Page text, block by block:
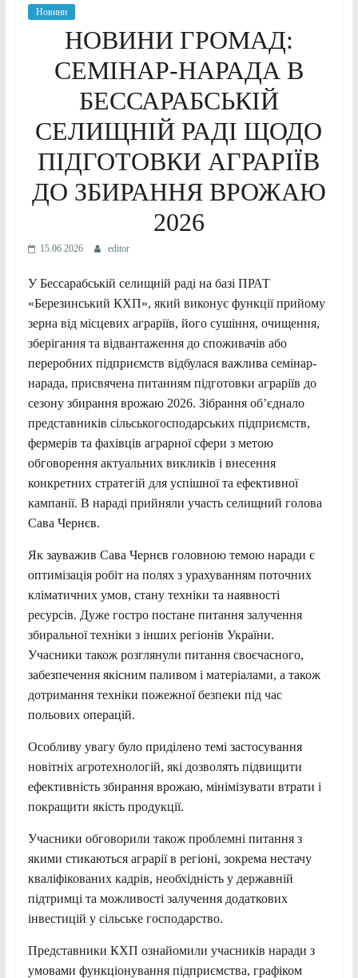
Новини
НОВИНИ ГРОМАД:
СЕМІНАР-НАРАДА В
БЕССАРАБСЬКІЙ
СЕЛИЩНІЙ РАДІ ЩОДО
ПІДГОТОВКИ АГРАРІЇВ
ДО ЗБИРАННЯ ВРОЖАЮ
2026
15.06.2026 editor
У Бессарабській селищній раді на базі ПРАТ
«Березинський КХП», який виконує функції прийому
зерна від місцевих аграріїв, його сушіння, очищення,
зберігання та відвантаження до споживачів або
переробних підприємств відбулася важлива семінар-
нарада, присвячена питанням підготовки аграріїв до
сезону збирання врожаю 2026. Зібрання об’єднало
представників сільськогосподарських підприємств,
фермерів та фахівців аграрної сфери з метою
обговорення актуальних викликів і внесення
конкретних стратегій для успішної та ефективної
кампанії. В нараді прийняли участь селищний голова
Сава Чернєв.
Як зауважив Сава Чернєв головною темою наради є
оптимізація робіт на полях з урахуванням поточних
кліматичних умов, стану техніки та наявності
ресурсів. Дуже гостро постане питання залучення
збиральної техніки з інших регіонів України.
Учасники також розглянули питання своєчасного,
забезпечення якісним паливом і матеріалами, а також
дотримання техніки пожежної безпеки під час
польових операцій.
Особливу увагу було приділено темі застосування
новітніх агротехнологій, які дозволять підвищити
ефективність збирання врожаю, мінімізувати втрати і
покращити якість продукції.
Учасники обговорили також проблемні питання з
якими стикаються аграрії в регіоні, зокрема нестачу
кваліфікованих кадрів, необхідність у державній
підтримці та можливості залучення додаткових
інвестицій у сільське господарство.
Представники КХП ознайомили учасників наради з
умовами функціонування підприємства, графіком